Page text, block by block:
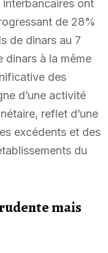
interbancaires ont
de 28%
de dinars au 7
dinars à la même
des
d’une activité
reflet d’une
excédents et des
du
mais